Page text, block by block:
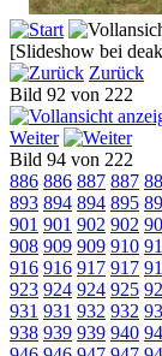
[Slideshow bei
Zurück
Bild 92 von 222
Weiter
Bild 94 von 222
886 886 887 887
893 894 894 895
901 901 902 902
908 909 909 910
916 916 917 917
923 924 924 925
931 931 932 932
938 939 939 940